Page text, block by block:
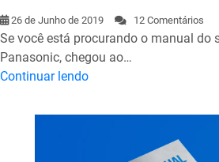
26 de Junho de 2019 12 Comentários
Se você está procurando o manual do
Panasonic, chegou ao…
Continuar lendo